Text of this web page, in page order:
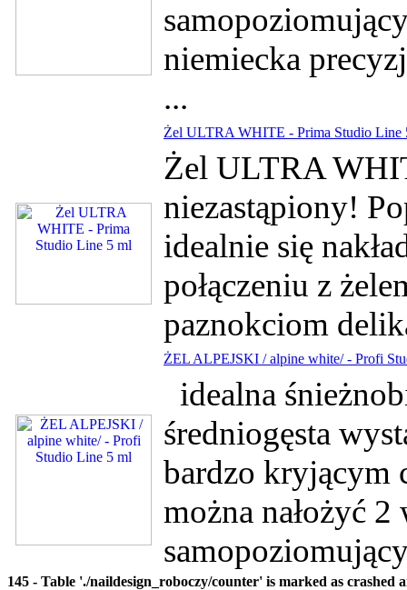
niemiecka
...
Żel ULTRA WHITE - Prima Studio Line
Żel ULTRA
niezastąpiony!
idealnie się
połączeniu z
paznokciom
ŻEL ALPEJSKI / alpine white/ - Profi
idealna
średniogęsta
bardzo kryjącym
można nałożyć
145 - Table './naildesign_roboczy/counter' is marked as crashed